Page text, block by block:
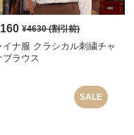
¥4630(割引前)
イナ服 クラシカル刺繍チャ
ブラウス
SALE